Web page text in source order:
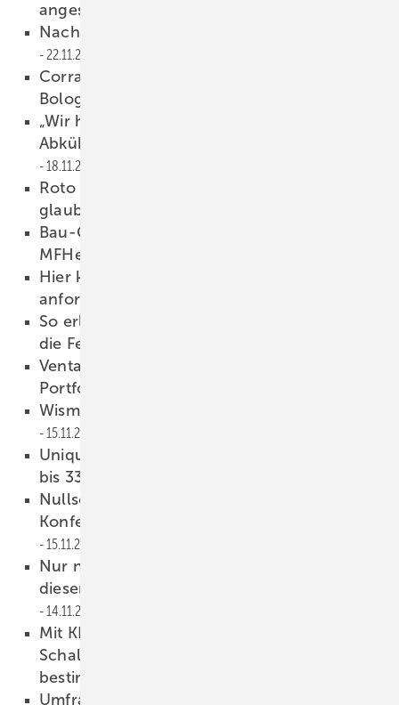
angesagten Themen 2023?
Nachhaltiges Plädoyer für die Bauwende
22.11.2022
Corradi weiht neues Training Center in
Bologna ein
„Wir haben seit ca. 2 Monaten ein deutliches
Abkühlen der Nachfrage festzustellen“
18.11.2022
Roto knackt die 800 Mio. Euro Marke und
glaubt an Sanierungsmotor
Bau-Genehmigungen: EFHer floppen,
MFHer nach wie vor gefragt
Hier können Sie den CSP Glaskalender 2023
anfordern
So erleichtert der neue A+W Konfigurator
die Fertigung von Glasduschen
Ventana erweitert Aluminium-Faltanlagen-
Portfolio
Wismer übernimmt Leitung die glasstec
15.11.2022
Uniquin-Trennwände für Absturzsicherung
bis 3300 mm
Nullschwellen-Anbieter Alumat übernimmt
Konfektionierung des Blendrahmenadapters
15.11.2022
Nur nachhaltiges Sanieren hilft: Nach
diesem Winter kommt wieder ein Winter
14.11.2022
Mit KI-Software einfach die
Schalldämmwerte von Glasaufbauten
bestimmen
Umfrage: Wie entwickeln sich die Baumärkte